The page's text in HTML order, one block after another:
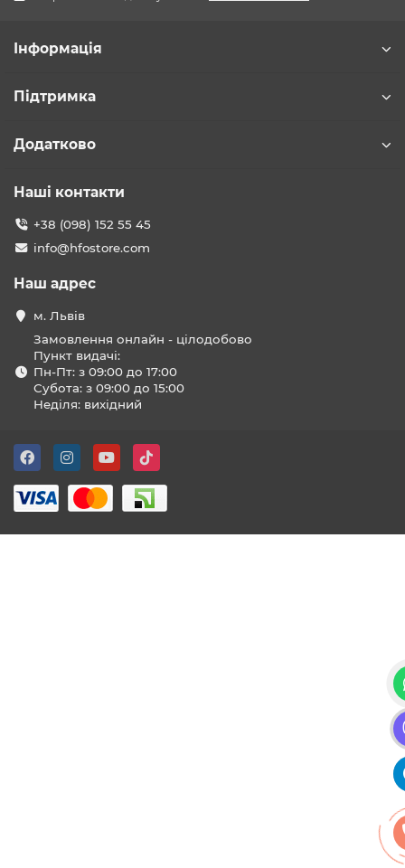
Інформація
Підтримка
Додатково
Наші контакти
+38 (098) 152 55 45
info@hfostore.com
Наш адрес
м. Львів
Замовлення онлайн - цілодобово
Пункт видачі:
Пн-Пт: з 09:00 до 17:00
Субота: з 09:00 до 15:00
Неділя: вихідний